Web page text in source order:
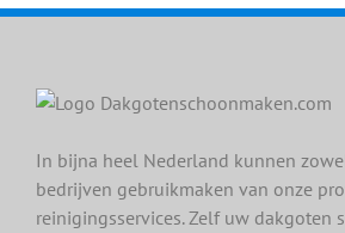
In bijna heel Nederland kunnen
bedrijven gebruikmaken van onze
reinigingsservices. Zelf uw dakgoten